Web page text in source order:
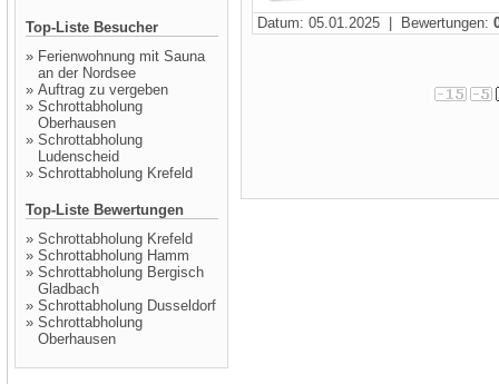
Top-Liste Besucher
» Ferienwohnung mit Sauna
an der Nordsee
» Auftrag zu vergeben
» Schrottabholung
Oberhausen
» Schrottabholung
Ludenscheid
» Schrottabholung Krefeld
Top-Liste Bewertungen
» Schrottabholung Krefeld
» Schrottabholung Hamm
» Schrottabholung Bergisch
Gladbach
» Schrottabholung Dusseldorf
» Schrottabholung
Oberhausen
Datum: 05.01.2025 | Bewertungen: